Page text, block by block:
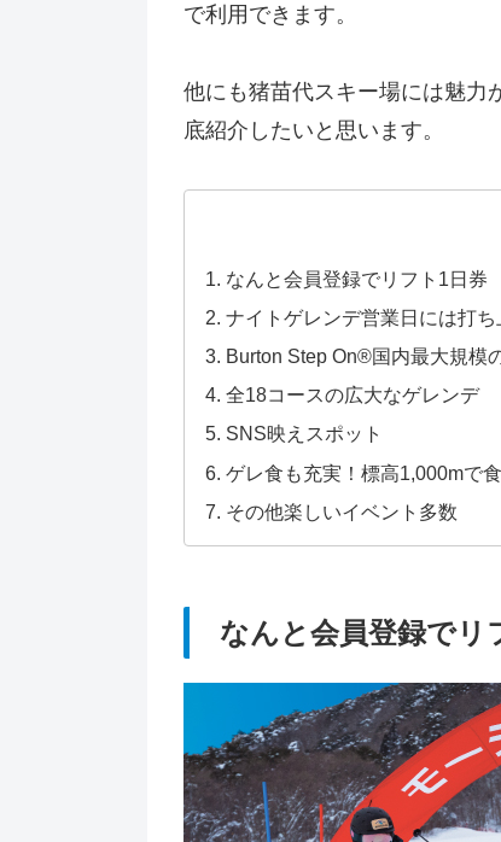
で利用できます。
他にも猪苗代スキー場には魅力
底紹介したいと思います。
なんと会員登録でリフト1日券
ナイトゲレンデ営業日には打
Burton Step On®国内最大規模
全18コースの広大なゲレンデ
SNS映えスポット
ゲレ食も充実！標高1,000mで
その他楽しいイベント多数
なんと会員登録でリ